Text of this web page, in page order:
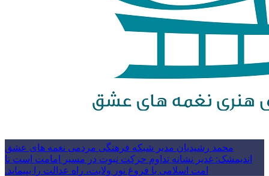
محمد رشیدیان مدیر شبکه فرهنگی مردمی نغمه های عشق
اندیمشک: غدیر نشانه تداوم حرکت نبوت در مسیر امامت است تا
امت اسلامی با فروغ نور ولایت، راه عدالت را بپیماید.